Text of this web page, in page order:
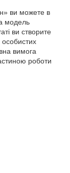
ви можете в
модель
ви створите
особистих
вимога
роботи